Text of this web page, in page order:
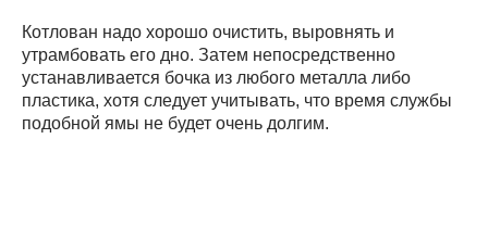
Котлован надо хорошо очистить, выровнять и
утрамбовать его дно. Затем непосредственно
устанавливается бочка из любого металла либо
пластика, хотя следует учитывать, что время службы
подобной ямы не будет очень долгим.